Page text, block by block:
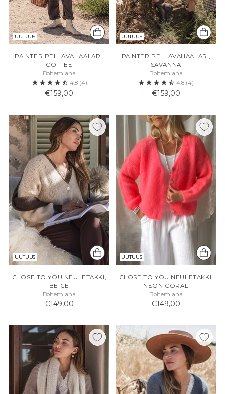
UUTUUS
PAINTER PELLAVAHAALARI,
COFFEE
Bohemiana
4.8 (4)
€159,00
UUTUUS
PAINTER PELLAVAHAALARI,
SAVANNA
Bohemiana
4.8 (4)
€159,00
UUTUUS
CLOSE TO YOU NEULETAKKI,
BEIGE
Bohemiana
€149,00
UUTUUS
CLOSE TO YOU NEULETAKKI,
NEON CORAL
Bohemiana
€149,00